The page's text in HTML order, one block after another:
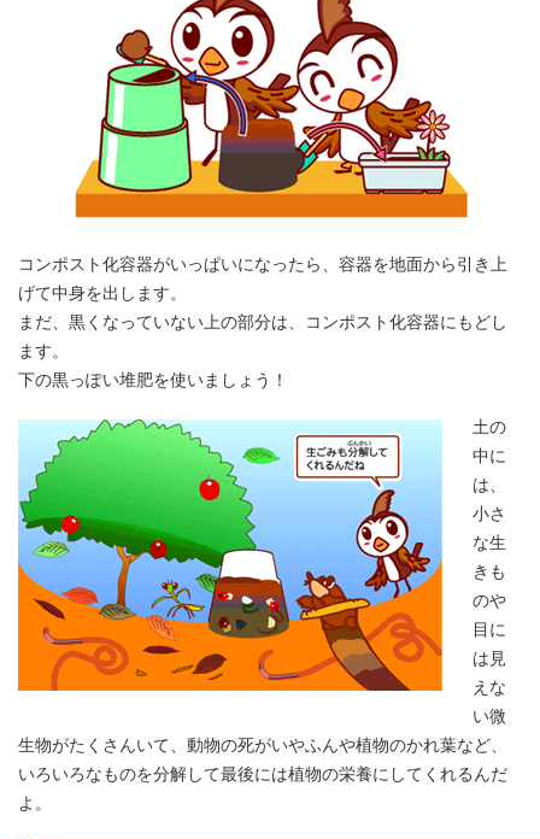
コンポスト化容器がいっぱいになったら、容器を地面から引き上
げて中身を出します。
まだ、黒くなっていない上の部分は、コンポスト化容器にもどし
ます。
下の黒っぽい堆肥を使いましょう！
土の
中に
は、
小さ
な生
きも
のや
目に
は見
えな
い微
生物がたくさんいて、動物の死がいやふんや植物のかれ葉など、
いろいろなものを分解して最後には植物の栄養にしてくれるんだ
よ。